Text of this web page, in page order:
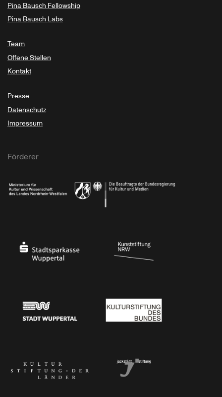
Pina Bausch Fellowship
Pina Bausch Labs
Team
Offene Stellen
Kontakt
Presse
Datenschutz
Impressum
Förderer